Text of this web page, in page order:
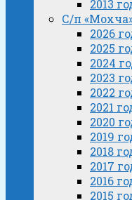
2013
С/п
2026
2025
2024
2023
2022
2021
2020
2019
2018
2017
2016
2015